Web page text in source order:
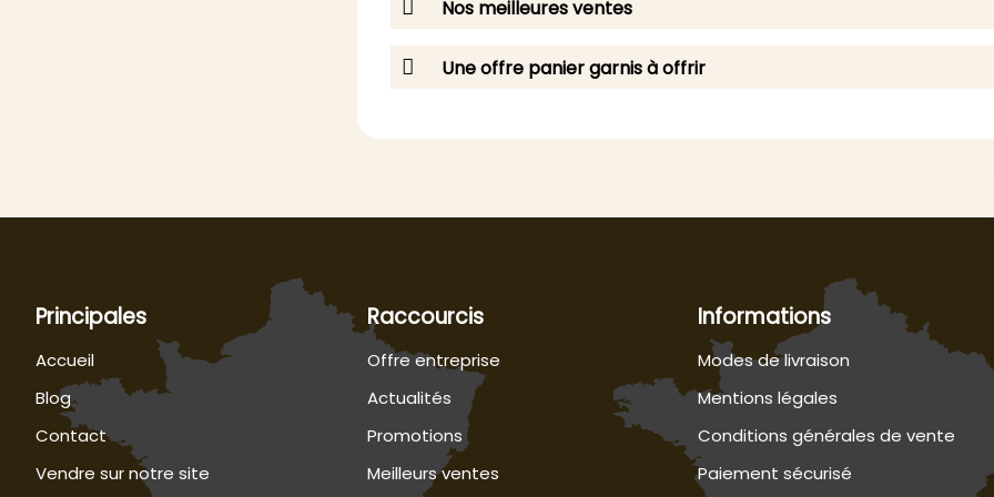
Nos meilleures ventes
Une offre panier garnis à offrir
Principales
Accueil
Blog
Contact
Vendre sur notre site
Raccourcis
Offre entreprise
Actualités
Promotions
Meilleurs ventes
Informations
Modes de livraison
Mentions légales
Conditions générales de vente
Paiement sécurisé